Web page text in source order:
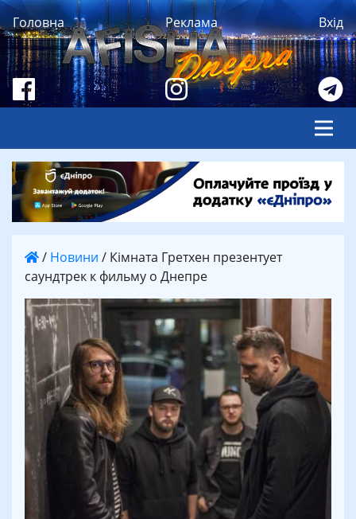
Головна Реклама Вхід
/ Новини / Кімната Гретхен презентует
саундтрек к фильму о Днепре